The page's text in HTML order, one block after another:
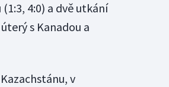
4:0) a dvě utkání
s Kanadou a
v